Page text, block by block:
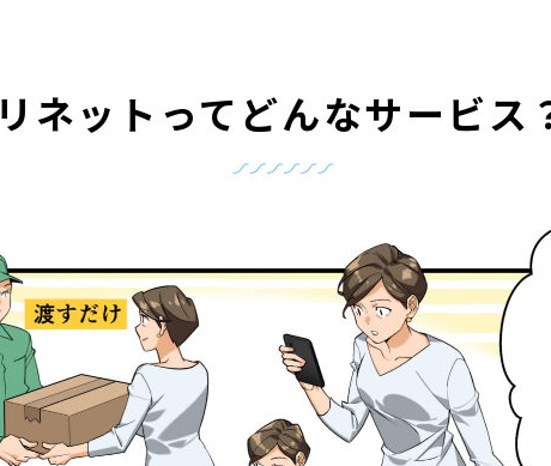
リネットってどんなサービス